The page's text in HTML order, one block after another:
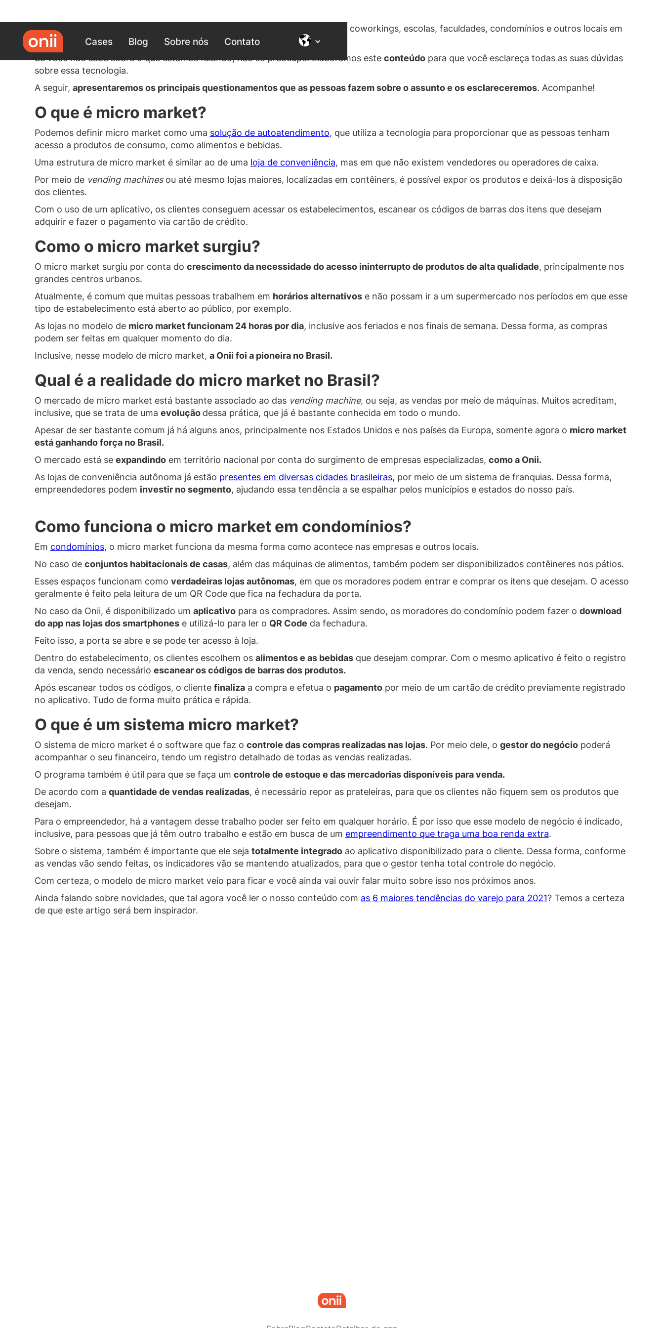
Cases Blog Sobre nós Contato
Omicro market é uma tendência
cada vez mais encontrada em empresas, coworkings, escolas, faculdades, condomínios e outros locais em
que há uma grande circulação de pessoas.
Se você não sabe sobre o que estamos falando, não se preocupe! Elaboramos este conteúdopara que você esclareça todas as suas dúvidas
sobre essa tecnologia.
A seguir, apresentaremos os principais questionamentos que as pessoas fazem sobre o assunto e os esclareceremos. Acompanhe!
O que é micro market?
Podemos definir micro market como uma solução de autoatendimento, que utiliza a tecnologia para proporcionar que as pessoas tenham
acesso a produtos de consumo, como alimentos e bebidas.
Uma estrutura de micro market é similar ao de uma loja de conveniência, mas em que não existem vendedores ou operadores de caixa.
Por meio de vending machinesou até mesmo lojas maiores, localizadas em contêiners, é possível expor os produtos e deixá-los à disposição
dos clientes.
Com o uso de um aplicativo, os clientes conseguem acessar os estabelecimentos, escanear os códigos de barras dos itens que desejam
adquirir e fazer o pagamento via cartão de crédito.
Como o micro market surgiu?
O micro market surgiu por conta do crescimento da necessidade do acesso ininterrupto de produtos de alta qualidade, principalmente nos
grandes centros urbanos.
Atualmente, é comum que muitas pessoas trabalhem em horários alternativose não possam ir a um supermercado nos períodos em que esse
tipo de estabelecimento está aberto ao público, por exemplo.
As lojas no modelo de micro market funcionam 24 horas por dia, inclusive aos feriados e nos finais de semana. Dessa forma, as compras
podem ser feitas em qualquer momento do dia.
Inclusive, nesse modelo de micro market, a Onii foi a pioneira no Brasil.
Qual é a realidade do micro market no Brasil?
O mercado de micro market está bastante associado ao das vending machine, ou seja, as vendas por meio de máquinas. Muitos acreditam,
inclusive, que se trata de uma evolução dessa prática, que já é bastante conhecida em todo o mundo.
Apesar de ser bastante comum já há alguns anos, principalmente nos Estados Unidos e nos países da Europa, somente agora o micro market
está ganhando força no Brasil.
O mercado está se expandindoem território nacional por conta do surgimento de empresas especializadas, como a Onii.
As lojas de conveniência autônoma já estão presentes em diversas cidades brasileiras, por meio de um sistema de franquias. Dessa forma,
empreendedores podem investir no segmento, ajudando essa tendência a se espalhar pelos municípios e estados do nosso país.
Como funciona o micro market em condomínios?
Em condomínios, o micro market funciona da mesma forma como acontece nas empresas e outros locais.
No caso de conjuntos habitacionais de casas, além das máquinas de alimentos, também podem ser disponibilizados contêineres nos pátios.
Esses espaços funcionam como verdadeiras lojas autônomas, em que os moradores podem entrar e comprar os itens que desejam. O acesso
geralmente é feito pela leitura de um QR Code que fica na fechadura da porta.
No caso da Onii, é disponibilizado um aplicativopara os compradores. Assim sendo, os moradores do condomínio podem fazer o download
do app nas lojas dos smartphonese utilizá-lo para ler o QR Code da fechadura.
Feito isso, a porta se abre e se pode ter acesso à loja.
Dentro do estabelecimento, os clientes escolhem os alimentos e as bebidasque desejam comprar. Com o mesmo aplicativo é feito o registro
da venda, sendo necessário escanear os códigos de barras dos produtos.
Após escanear todos os códigos, o cliente finalizaa compra e efetua o pagamentopor meio de um cartão de crédito previamente registrado
no aplicativo. Tudo de forma muito prática e rápida.
O que é um sistema micro market?
O sistema de micro market é o software que faz o controle das compras realizadas nas lojas. Por meio dele, o gestor do negóciopoderá
acompanhar o seu financeiro, tendo um registro detalhado de todas as vendas realizadas.
O programa também é útil para que se faça um controle de estoque e das mercadorias disponíveis para venda.
De acordo com a quantidade de vendas realizadas, é necessário repor as prateleiras, para que os clientes não fiquem sem os produtos que
desejam.
Para o empreendedor, há a vantagem desse trabalho poder ser feito em qualquer horário. É por isso que esse modelo de negócio é indicado,
inclusive, para pessoas que já têm outro trabalho e estão em busca de um empreendimento que traga uma boa renda extra.
Sobre o sistema, também é importante que ele seja totalmente integradoao aplicativo disponibilizado para o cliente. Dessa forma, conforme
as vendas vão sendo feitas, os indicadores vão se mantendo atualizados, para que o gestor tenha total controle do negócio.
Com certeza, o modelo de micro market veio para ficar e você ainda vai ouvir falar muito sobre isso nos próximos anos.
Ainda falando sobre novidades, que tal agora você ler o nosso conteúdo com as 6 maiores tendências do varejo para 2021? Temos a certeza
de que este artigo será bem inspirador.